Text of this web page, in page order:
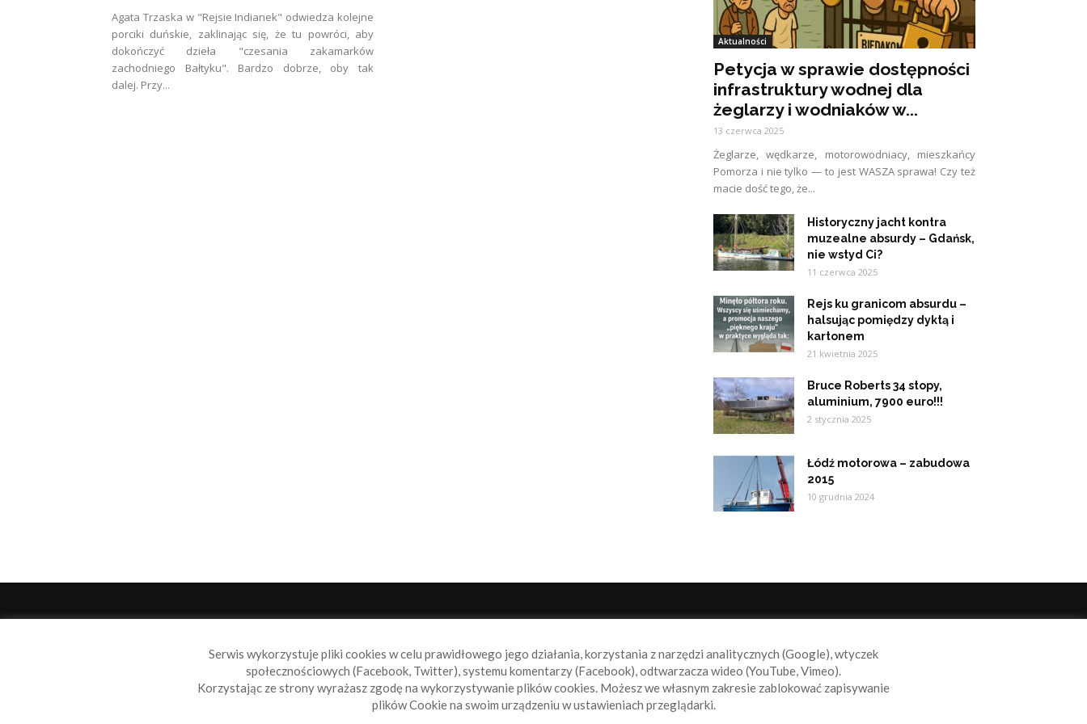
Agata Trzaska w "Rejsie Indianek" odwiedza kolejne
porciki duńskie, zaklinając się, że tu powróci, aby
dokończyć dzieła "czesania zakamarków
zachodniego Bałtyku". Bardzo dobrze, oby tak
dalej. Przy...
Aktualności
Petycja w sprawie dostępności
infrastruktury wodnej dla
żeglarzy i wodniaków w...
13 czerwca 2025
Żeglarze, wędkarze, motorowodniacy, mieszkańcy
Pomorza i nie tylko — to jest WASZA sprawa! Czy też
macie dość tego, że...
Historyczny jacht kontra
muzealne absurdy – Gdańsk,
nie wstyd Ci?
11 czerwca 2025
Rejs ku granicom absurdu –
halsując pomiędzy dyktą i
kartonem
21 kwietnia 2025
Bruce Roberts 34 stopy,
aluminium, 7900 euro!!!
2 stycznia 2025
Łódź motorowa – zabudowa
2015
10 grudnia 2024
Sailbook.pl to miejsce dla wszystkich, którzy szukają aktualnych
wiadomości ze świata żeglarstwa, świata motorowodniactwa i
nie tylko.
Serwis wykorzystuje pliki cookies w celu prawidłowego jego działania, korzystania z narzędzi analitycznych (Google), wtyczek
społecznościowych (Facebook, Twitter), systemu komentarzy (Facebook), odtwarzacza wideo (YouTube, Vimeo).
Korzystając ze strony wyrażasz zgodę na wykorzystywanie plików cookies. Możesz we własnym zakresie zablokować zapisywanie
plików Cookie na swoim urządzeniu w ustawieniach przeglądarki.